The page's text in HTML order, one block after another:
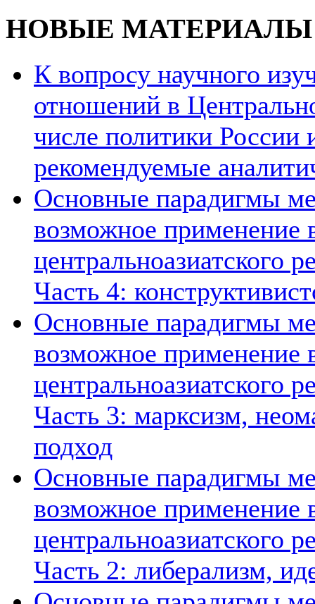
НОВЫЕ МАТЕРИАЛЫ
К вопросу научного
отношений в
числе политики России
рекомендуемые
Основные парадигмы
возможное применение
центральноазиатского
Часть 4:
Основные парадигмы
возможное применение
центральноазиатского
Часть 3: марксизм,
подход
Основные парадигмы
возможное применение
центральноазиатского
Часть 2: либерализм,